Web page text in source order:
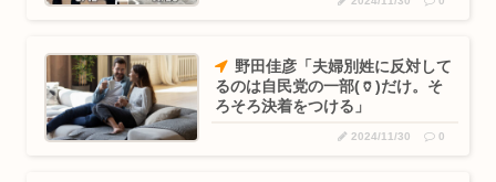
野田佳彦「夫婦別姓に反対して
るのは自民党の一部(🏺)だけ。そ
ろそろ決着をつける」
2024/11/30 0